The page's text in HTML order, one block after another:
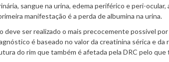
sangue na urina, edema periférico e peri-
manifestação é a perda de albumina na urina.
deve ser realizado o mais precocemente possível
é baseado no valor da creatinina sérica e
do rim que também é afetada pela DRC pelo